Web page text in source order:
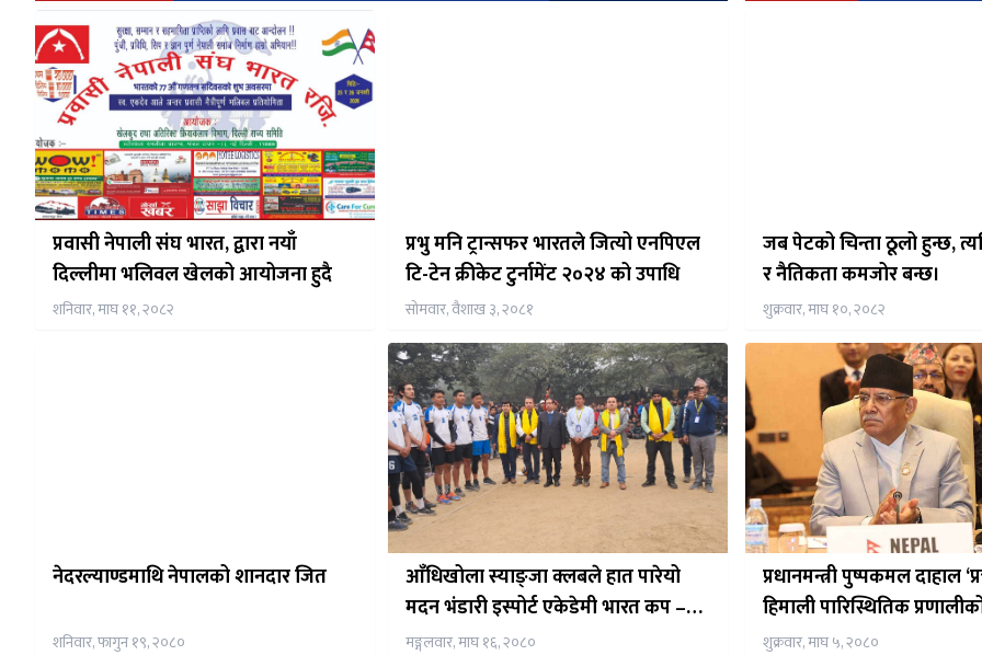
प्रवासी नेपाली संघ भारत, द्वारा नयाँ
दिल्लीमा भलिवल खेलको आयोजना हुदै
शनिवार, माघ ११, २०८२
प्रभु मनि ट्रान्सफर भारतले जित्यो एनपिएल
टि-टेन क्रीकेट टुर्नामेंट २०२४ को उपाधि
सोमवार, वैशाख ३, २०८१
नेदरल्याण्डमाथि नेपालको शानदार जित
शनिवार, फागुन १९, २०८०
आँधिखोला स्याङ्जा क्लबले हात पारेयो
मदन भंडारी इस्पोर्ट एकेडेमी भारत कप –
२०२४को उपाधि
मङ्गलवार, माघ १६, २०८०
जब पेटको चिन्ता ठूलो हुन्छ,
र नैतिकता कमजोर बन्छ।
शुक्रवार, माघ १०, २०८२
प्रधानमन्त्री पुष्पकमल दाहाल
हिमाली पारिस्थितिक
सबैको साझा हितमा रहेको
शुक्रवार, माघ ५, २०८०